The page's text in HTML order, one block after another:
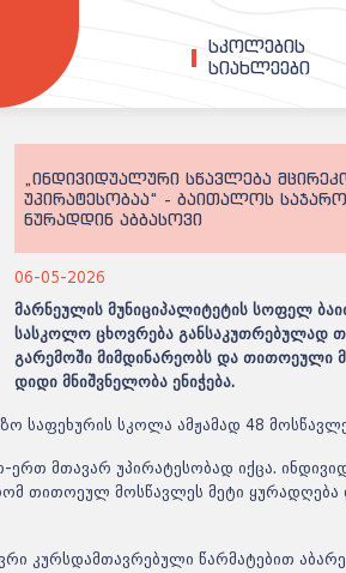
სკოლების
სიახლეები
„ინდივიდუალური სწავლება
უპირატესობაა“ - ბაითალოს
ნურადდინ აბბასოვი
06-05-2026
მარნეულის მუნიციპალიტეტის სოფელ
სასკოლო ცხოვრება განსაკუთრებულად
გარემოში მიმდინარეობს და თითოეული
დიდი მნიშვნელობა ენიჭება.
საფეხურის სკოლა ამჟამად 48
მთავარ უპირატესობად იქცა.
თითოეულ მოსწავლეს მეტი ყურადღება
კურსდამთავრებული წარმატებით